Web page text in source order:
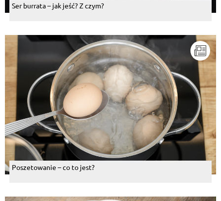
Ser burrata – jak jeść? Z czym?
Poszetowanie – co to jest?